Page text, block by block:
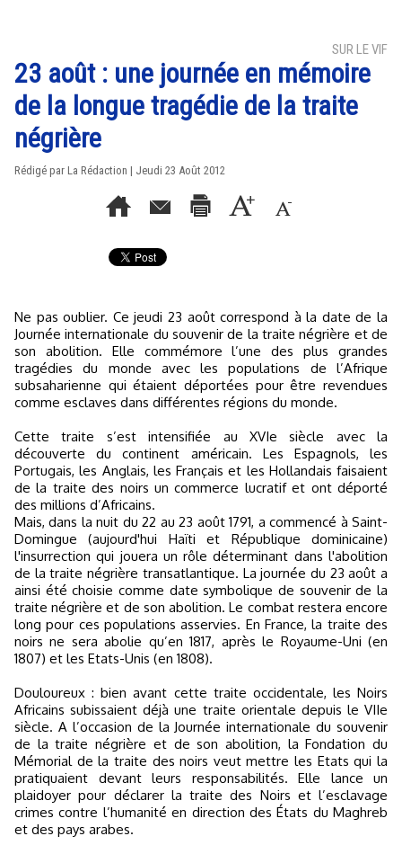
SUR LE VIF
23 août : une journée en mémoire
de la longue tragédie de la traite
négrière
Rédigé par La Rédaction | Jeudi 23 Août 2012
Ne pas oublier. Ce jeudi 23 août correspond à la date de la
Journée internationale du souvenir de la traite négrière et de
son abolition. Elle commémore l’une des plus grandes
tragédies du monde avec les populations de l’Afrique
subsaharienne qui étaient déportées pour être revendues
comme esclaves dans différentes régions du monde.
Cette traite s’est intensifiée au XVIe siècle avec la
découverte du continent américain. Les Espagnols, les
Portugais, les Anglais, les Français et les Hollandais faisaient
de la traite des noirs un commerce lucratif et ont déporté
des millions d’Africains.
Mais, dans la nuit du 22 au 23 août 1791, a commencé à Saint-
Domingue (aujourd'hui Haïti et République dominicaine)
l'insurrection qui jouera un rôle déterminant dans l'abolition
de la traite négrière transatlantique. La journée du 23 août a
ainsi été choisie comme date symbolique de souvenir de la
traite négrière et de son abolition. Le combat restera encore
long pour ces populations asservies. En France, la traite des
noirs ne sera abolie qu’en 1817, après le Royaume-Uni (en
1807) et les Etats-Unis (en 1808).
Douloureux : bien avant cette traite occidentale, les Noirs
Africains subissaient déjà une traite orientale depuis le VIIe
siècle. A l’occasion de la Journée internationale du souvenir
de la traite négrière et de son abolition, la Fondation du
Mémorial de la traite des noirs veut mettre les Etats qui la
pratiquaient devant leurs responsabilités. Elle lance un
plaidoyer pour déclarer la traite des Noirs et l’esclavage
crimes contre l’humanité en direction des États du Maghreb
et des pays arabes.